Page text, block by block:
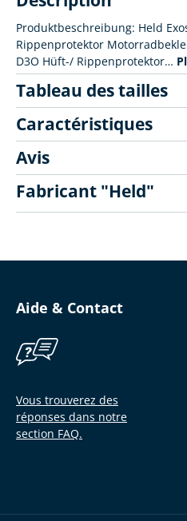
Produktbeschreibung: Held
Rippenprotektor
D3O Hüft-/ Rippenprotektor…
Tableau des tailles
Caractéristiques
Avis
Fabricant "Held"
Aide & Contact
Vous trouverez des
réponses dans notre
section FAQ.